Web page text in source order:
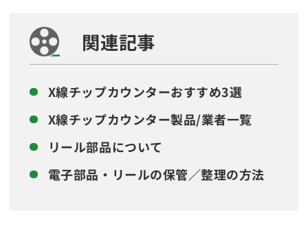
関連記事
X線チップカウンターおすすめ3選
X線チップカウンター製品/業者一覧
リール部品について
電子部品・リールの保管／整理の方法